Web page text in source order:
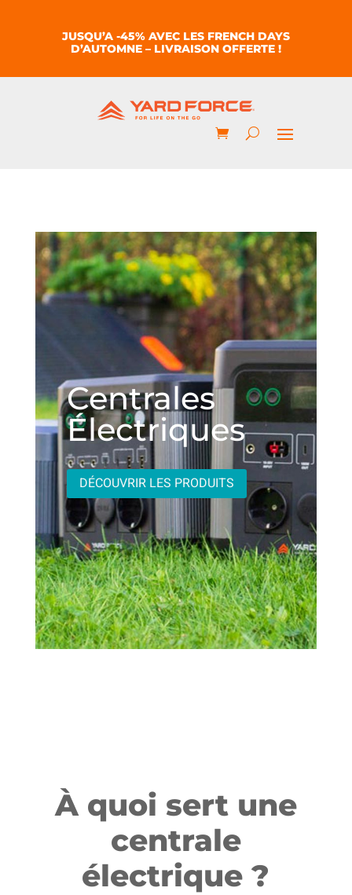
JUSQU’A -45% AVEC LES FRENCH DAYS
D’AUTOMNE – LIVRAISON OFFERTE !
Centrales
Électriques
DÉCOUVRIR LES PRODUITS
À quoi sert une
centrale
électrique ?